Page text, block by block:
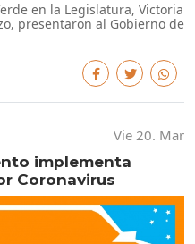
en la Legislatura, Victoria
presentaron al Gobierno de
Vie 20. Mar
implementa
Coronavirus